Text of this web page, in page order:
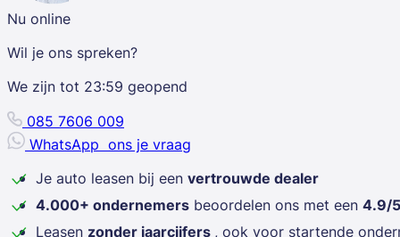
Nu online
Wil je ons spreken?
We zijn tot 23:59 geopend
085 7606 009
WhatsApp ons je vraag
Je auto leasen bij een vertrouwde dealer
4.000+ ondernemers beoordelen ons met een 4.9/5
Leasen zonder jaarcijfers , ook voor startende